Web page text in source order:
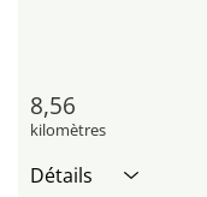
8,56
kilomètres
Détails